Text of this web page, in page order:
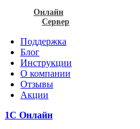
Онлайн
Сервер
Поддержка
Блог
Инструкции
О компании
Отзывы
Акции
1С Онлайн